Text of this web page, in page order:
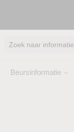
Beursinformatie
Zoek naar informatie